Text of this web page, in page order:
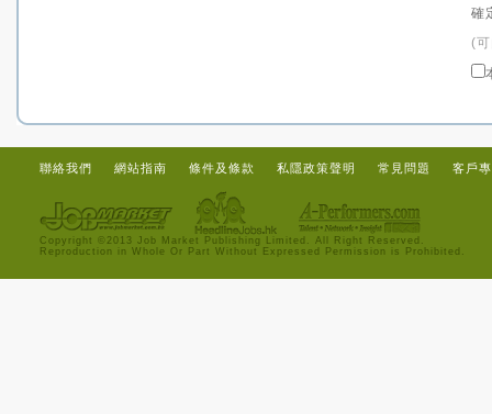
確
(
聯絡我們 網站指南 條件及條款 私隱政策聲明 常見問題 客戶
Copyright ©2013 Job Market Publishing Limited. All Right Reserved.
Reproduction in Whole Or Part Without Expressed Permission is Prohibited.